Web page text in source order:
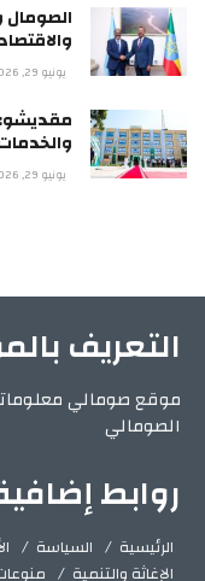
الصومال
والاقتصاد
يونيو 29, 2026
مقديشو:
يونيو 29, 2026
التعريف
موقع صومالي
الصومالي
روابط
الرئيسية السياسة
الإغاثة والتنمية